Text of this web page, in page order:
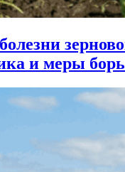
и меры